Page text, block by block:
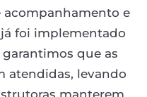
acompanhamento e
foi implementado
que as
atendidas, levando
manterem